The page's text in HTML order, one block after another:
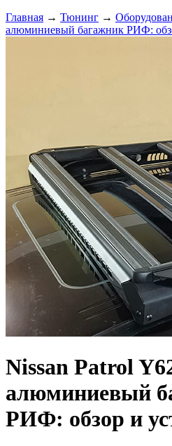
Главная → Тюнинг →
алюминиевый багажник РИФ:
Nissan Patrol
алюминиевый
РИФ: обзор и